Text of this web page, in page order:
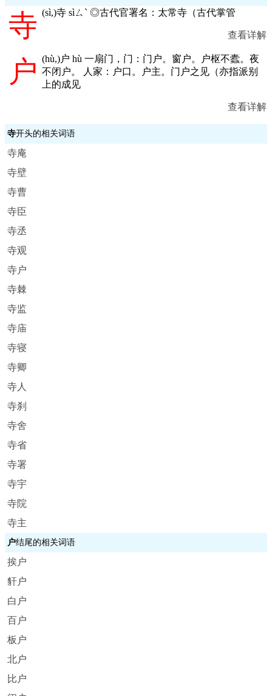
寺 (sì,)寺 sìㄙˋ ◎古代官署名：太常寺（古代掌管
查看详解
户 (hù,)户 hù 一扇门，门：门户。窗户。户枢不蠹。夜
不闭户。 人家：户口。户主。门户之见（亦指派别
上的成见
查看详解
寺开头的相关词语
寺庵
寺壁
寺曹
寺臣
寺丞
寺观
寺户
寺棘
寺监
寺庙
寺寝
寺卿
寺人
寺刹
寺舍
寺省
寺署
寺宇
寺院
寺主
户结尾的相关词语
挨户
豻户
白户
百户
板户
北户
比户